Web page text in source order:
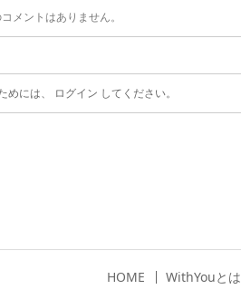
メントはありません。
めには、 ログイン してください。
HOME WithYouとは